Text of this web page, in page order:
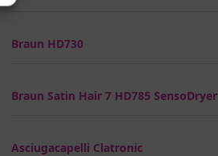
Braun HD730
Braun Satin Hair 7 HD785 SensoDryer
Asciugacapelli Clatronic